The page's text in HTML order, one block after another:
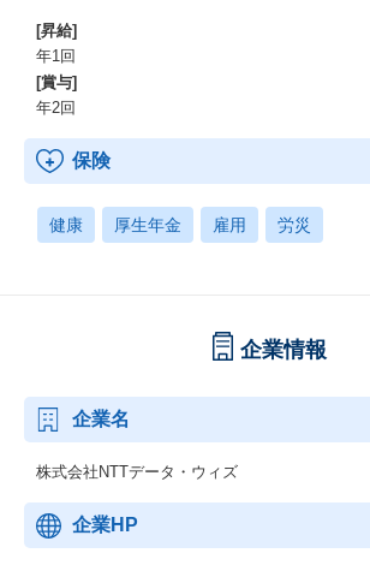
[昇給]
年1回
[賞与]
年2回
保険
健康 厚生年金 雇用 労災
企業情報
企業名
株式会社NTTデータ・ウィズ
企業HP